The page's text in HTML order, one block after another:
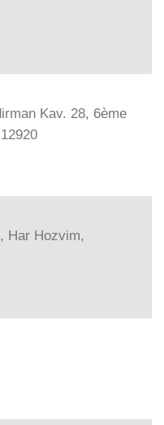
Kav. 28, 6ème
Har Hozvim,